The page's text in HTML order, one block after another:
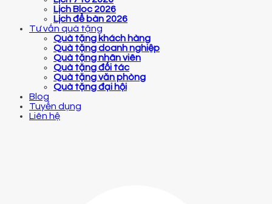
Lịch Bloc 2026
Lịch để bàn 2026
Tư vấn quà tặng
Quà tặng khách hàng
Quà tặng doanh nghiệp
Quà tặng nhân viên
Quà tặng đối tác
Quà tặng văn phòng
Quà tặng đại hội
Blog
Tuyển dụng
Liên hệ